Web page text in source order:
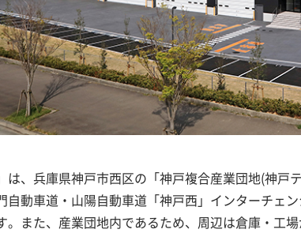
は、兵庫県神戸市西区の「神戸複合産業団地(神
自動車道・山陽自動車道「神戸西」インターチェ
。また、産業団地内であるため、周辺は倉庫・工